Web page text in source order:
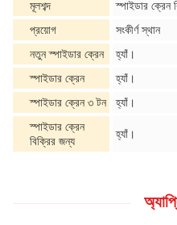
মূলশব্দ
স্পাইডার ক্রেন
প্রয়োগ
সংকীর্ণ স্থান
নতুন স্পাইডার ক্রেন
হ্যাঁ।
স্পাইডার ক্রেন
হ্যাঁ।
স্পাইডার ক্রেন ৩ টন
হ্যাঁ।
স্পাইডার ক্রেন
বিক্রির জন্য
হ্যাঁ।